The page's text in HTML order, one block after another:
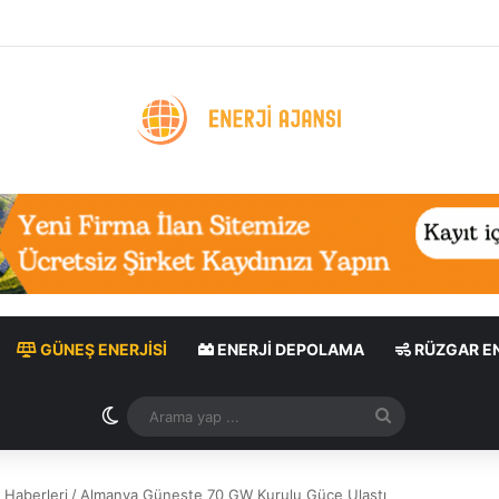
Uygulaması: Enerji Tasarrufu ve Sera Gazı Azaltımı
GÜNEŞ ENERJISI ENERJI DEPOLAMA RÜZGAR
Dış görünümü değiştir
yap
Haberleri / Almanya Güneşte 70 GW Kurulu Güce Ulaştı